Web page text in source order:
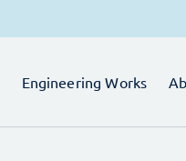
Engineering Works